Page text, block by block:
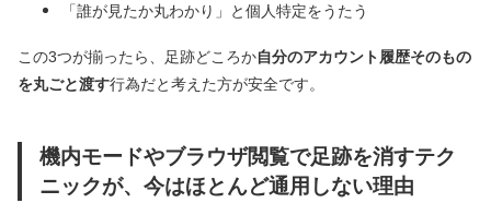
「誰が見たか丸わかり」と個人特定をうたう
この3つが揃ったら、足跡どころか自分のアカウント履歴そのもの
を丸ごと渡す行為だと考えた方が安全です。
機内モードやブラウザ閲覧で足跡を消すテク
ニックが、今はほとんど通用しない理由